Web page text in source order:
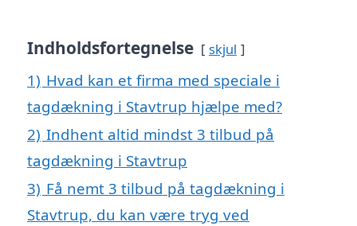
Indholdsfortegnelse skjul
1) Hvad kan et firma med speciale i
tagdækning i Stavtrup hjælpe med?
2) Indhent altid mindst 3 tilbud på
tagdækning i Stavtrup
3) Få nemt 3 tilbud på tagdækning i
Stavtrup, du kan være tryg ved